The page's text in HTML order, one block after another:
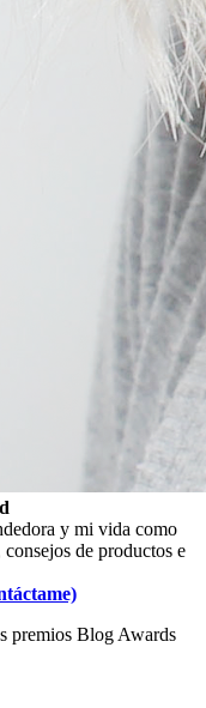
y mi vida como
de productos e
premios Blog Awards